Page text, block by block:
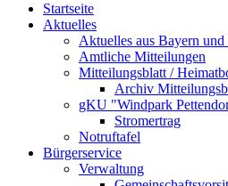
Startseite
Aktuelles
Aktuelles aus Bayern und
Amtliche Mitteilungen
Mitteilungsblatt /
Archiv
gKU "Windpark
Stromertrag
Notruftafel
Bürgerservice
Verwaltung